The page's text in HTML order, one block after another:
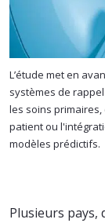
L’étude met en
systèmes de
les soins
patient ou
modèles prédictifs.
Plusieurs pays,